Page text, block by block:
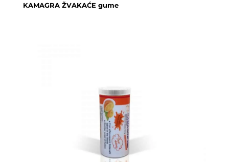
KAMAGRA ŽVAKAĆE gume